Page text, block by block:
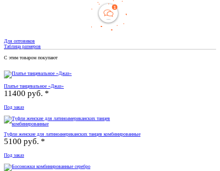
Для оптовиков
Таблица размеров
С этим товаром покупают
Платье танцевальное «Джаз»
11400 руб. *
Под заказ
Туфли женские для латиноамериканских танцев комбинированные
5100 руб. *
Под заказ